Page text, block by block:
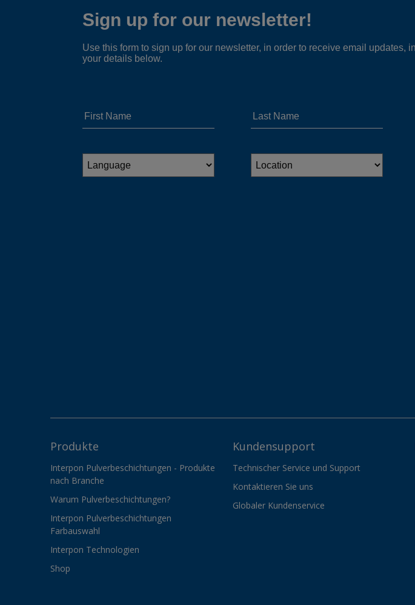
Produkte
Interpon Pulverbeschichtungen - Produkte
nach Branche
Warum Pulverbeschichtungen?
Interpon Pulverbeschichtungen
Farbauswahl
Interpon Technologien
Shop
Kundensupport
Technischer Service und Support
Kontaktieren Sie uns
Globaler Kundenservice